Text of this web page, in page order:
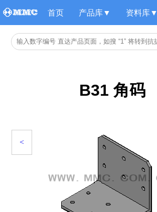
首页 产品库▼ 资料库▼
B31 角码
<